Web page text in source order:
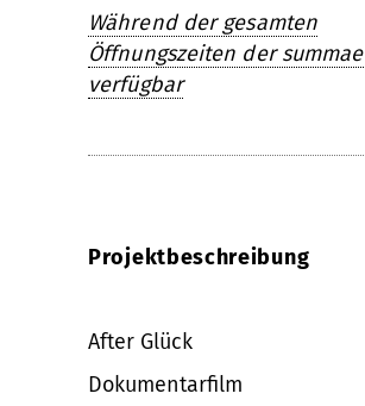
Während der gesamten
Öffnungszeiten der
verfügbar
Projektbeschreibung
After Glück
Dokumentarfilm